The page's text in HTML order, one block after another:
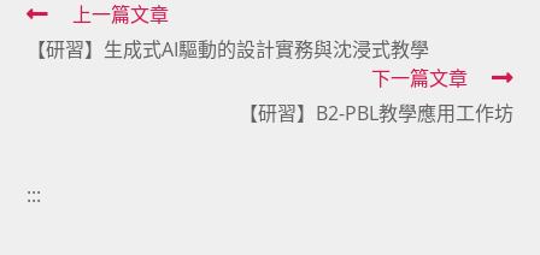
Read
more
上一篇文章
【研習】生成式AI驅動的設計實務與沈浸式教學
下一篇文章
【研習】B2-PBL教學應用工作坊
:::